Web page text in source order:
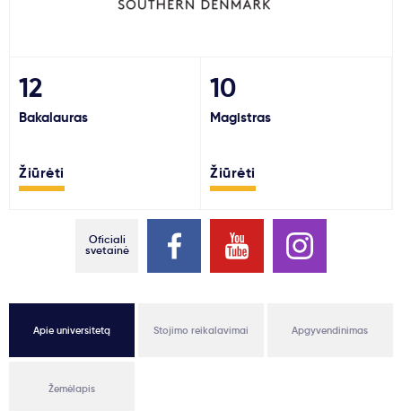
Paslaugos
Naujienos
12
Bakalauras
Žiūrėti
10
Magistras
Žiūrėti
Oficiali
svetainė
Apie universitetą Stojimo reikalavimai Apgyvendinimas
Žemėlapis